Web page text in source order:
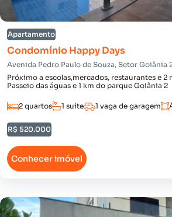
Apartamento
Condomínio Happy Days
Avenida Pedro Paulo de Souza, Setor Goiânia
Próximo a escolas,mercados, restaurantes e
Passeio das águas e 1 km do parque Goiânia 2
2 quartos 1 suíte 1 vaga de garagem
R$ 520.000
Conhecer imóvel